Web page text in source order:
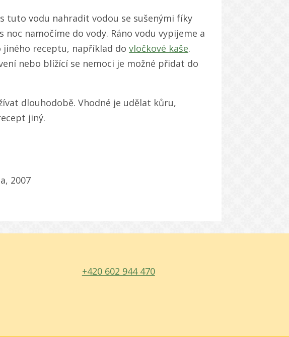
tuto vodu nahradit vodou se sušenými fíky
noc namočíme do vody. Ráno vodu vypijeme a
jiného receptu, například do vločkové kaše.
nebo blížící se nemoci je možné přidat do
dlouhodobě. Vhodné je udělat kůru,
jiný.
2007
+420 602 944 470